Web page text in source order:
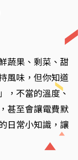
蔬果、剩菜、甜
風味，但你知道
，不當的溫度、
甚至會讓電費默
日常小知識，讓